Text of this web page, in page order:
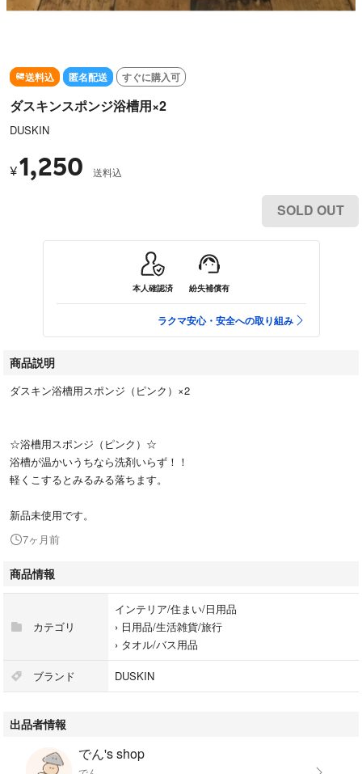
送料込 匿名配送 すぐに購入可
ダスキンスポンジ浴槽用×2
DUSKIN
¥1,250 送料込
SOLD OUT
本人確認済 紛失補償有
ラクマ安心・安全への取り組み
商品説明
ダスキン浴槽用スポンジ（ピンク）×2
☆浴槽用スポンジ（ピンク）☆
浴槽が温かいうちなら洗剤いらず！！
軽くこするとみるみる落ちます。
新品未使用です。
7ヶ月前
商品情報
カテゴリ
インテリア/住まい/日用品
› 日用品/生活雑貨/旅行
› タオル/バス用品
ブランド DUSKIN
出品者情報
でん's shop